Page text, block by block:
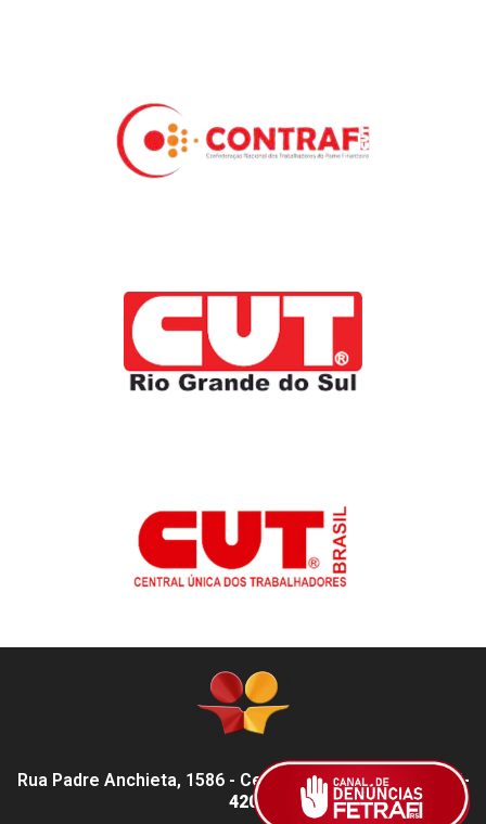
Rua Padre Anchieta, 1586 - Centro, Pelotas - RS,
96015-
420